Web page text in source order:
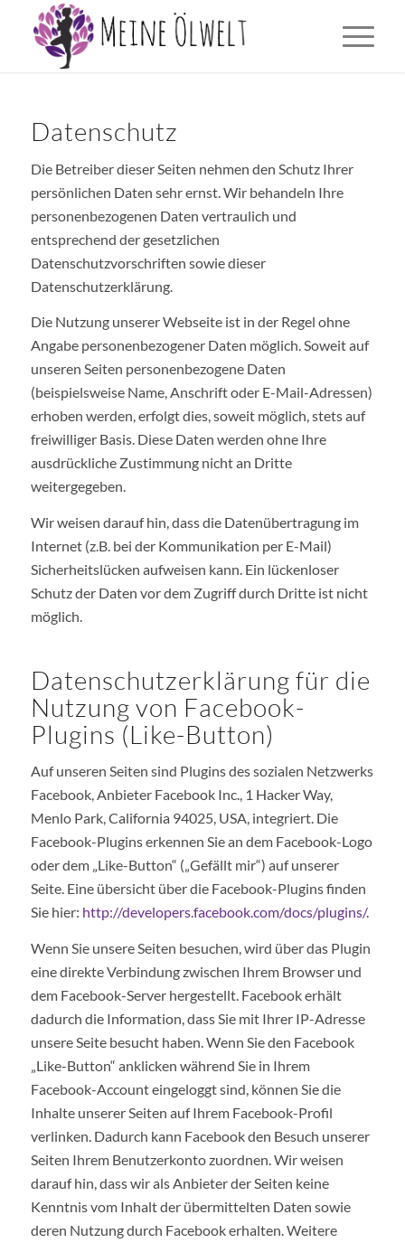
Datenschutz
Die Betreiber dieser Seiten nehmen den Schutz Ihrer
persönlichen Daten sehr ernst. Wir behandeln Ihre
personenbezogenen Daten vertraulich und
entsprechend der gesetzlichen
Datenschutzvorschriften sowie dieser
Datenschutzerklärung.
Die Nutzung unserer Webseite ist in der Regel ohne
Angabe personenbezogener Daten möglich. Soweit auf
unseren Seiten personenbezogene Daten
(beispielsweise Name, Anschrift oder E-Mail-Adressen)
erhoben werden, erfolgt dies, soweit möglich, stets auf
freiwilliger Basis. Diese Daten werden ohne Ihre
ausdrückliche Zustimmung nicht an Dritte
weitergegeben.
Wir weisen darauf hin, dass die Datenübertragung im
Internet (z.B. bei der Kommunikation per E-Mail)
Sicherheitslücken aufweisen kann. Ein lückenloser
Schutz der Daten vor dem Zugriff durch Dritte ist nicht
möglich.
Datenschutzerklärung für die
Nutzung von Facebook-
Plugins (Like-Button)
Auf unseren Seiten sind Plugins des sozialen Netzwerks
Facebook, Anbieter Facebook Inc., 1 Hacker Way,
Menlo Park, California 94025, USA, integriert. Die
Facebook-Plugins erkennen Sie an dem Facebook-Logo
oder dem „Like-Button“ („Gefällt mir“) auf unserer
Seite. Eine übersicht über die Facebook-Plugins finden
Sie hier: http://developers.facebook.com/docs/plugins/.
Wenn Sie unsere Seiten besuchen, wird über das Plugin
eine direkte Verbindung zwischen Ihrem Browser und
dem Facebook-Server hergestellt. Facebook erhält
dadurch die Information, dass Sie mit Ihrer IP-Adresse
unsere Seite besucht haben. Wenn Sie den Facebook
„Like-Button“ anklicken während Sie in Ihrem
Facebook-Account eingeloggt sind, können Sie die
Inhalte unserer Seiten auf Ihrem Facebook-Profil
verlinken. Dadurch kann Facebook den Besuch unserer
Seiten Ihrem Benutzerkonto zuordnen. Wir weisen
darauf hin, dass wir als Anbieter der Seiten keine
Kenntnis vom Inhalt der übermittelten Daten sowie
deren Nutzung durch Facebook erhalten. Weitere